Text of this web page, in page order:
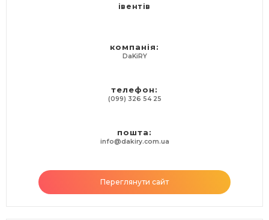
івентів
компанія:
DaKiRY
телефон:
(099) 326 54 25
пошта:
info@dakiry.com.ua
Переглянути сайт